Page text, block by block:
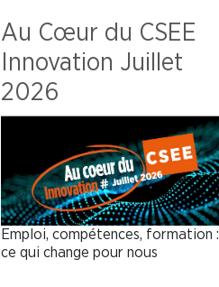
Au Cœur du CSEE
Innovation Juillet
2026
Emploi, compétences, formation :
ce qui change pour nous